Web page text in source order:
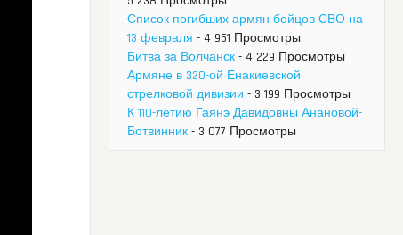
Список погибших армян бойцов СВО на
13 февраля - 4 951 Просмотры
Битва за Волчанск - 4 229 Просмотры
Армяне в 320-ой Енакиевской
стрелковой дивизии - 3 199 Просмотры
К 110-летию Гаянэ Давидовны Анановой-
Ботвинник - 3 077 Просмотры